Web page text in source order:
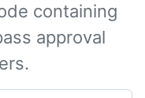
containing
approval